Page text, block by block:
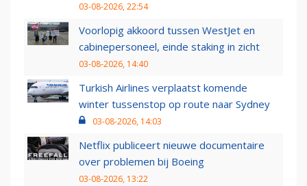
03-08-2026, 22:54
Voorlopig akkoord tussen WestJet en
cabinepersoneel, einde staking in zicht
03-08-2026, 14:40
Turkish Airlines verplaatst komende
winter tussenstop op route naar Sydney
03-08-2026, 14:03
Netflix publiceert nieuwe documentaire
over problemen bij Boeing
03-08-2026, 13:22